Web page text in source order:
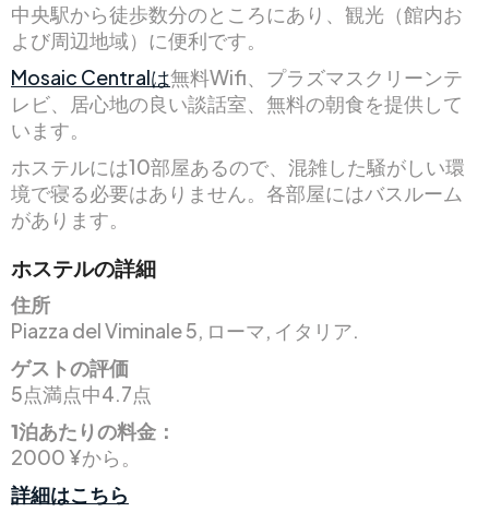
中央駅から徒歩数分のところにあり、観光（館内お
よび周辺地域）に便利です。
Mosaic Centralは無料Wifi、プラズマスクリーンテ
レビ、居心地の良い談話室、無料の朝食を提供して
います。
ホステルには10部屋あるので、混雑した騒がしい環
境で寝る必要はありません。各部屋にはバスルーム
があります。
ホステルの詳細
住所
Piazza del Viminale 5, ローマ, イタリア.
ゲストの評価
5点満点中4.7点
1泊あたりの料金：
2000 ¥から。
詳細はこちら